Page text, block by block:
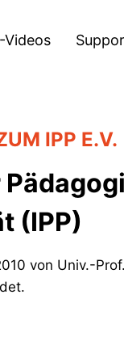
Videos
IPP E.V.
(IPP)
von Univ.-